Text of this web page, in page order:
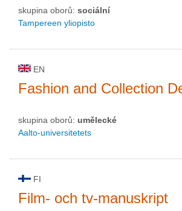
skupina oborů: sociální
Tampereen yliopisto
EN
Fashion and Collection
skupina oborů: umělecké
Aalto-universitetets
FI
Film- och tv-manuskript